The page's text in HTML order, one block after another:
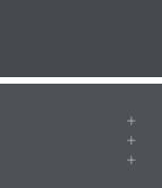
em
é referência em
+
+
+